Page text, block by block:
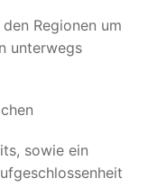
Regionen um
unterwegs
sowie ein